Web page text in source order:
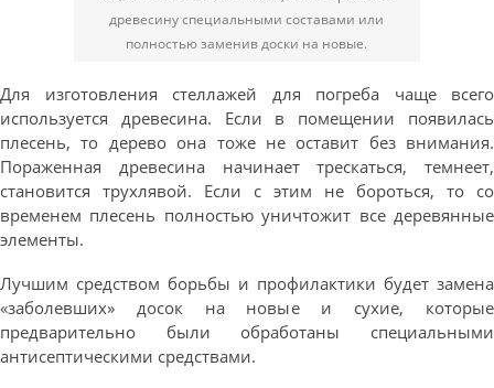
древесину специальными составами или
полностью заменив доски на новые.
Для изготовления стеллажей для погреба чаще всего
используется древесина. Если в помещении появилась
плесень, то дерево она тоже не оставит без внимания.
Пораженная древесина начинает трескаться, темнеет,
становится трухлявой. Если с этим не бороться, то со
временем плесень полностью уничтожит все деревянные
элементы.
Лучшим средством борьбы и профилактики будет замена
«заболевших» досок на новые и сухие, которые
предварительно были обработаны специальными
антисептическими средствами.